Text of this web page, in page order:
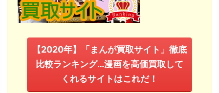
【2020年】「まんが買取サイト」徹底
比較ランキング…漫画を高価買取して
くれるサイトはこれだ！